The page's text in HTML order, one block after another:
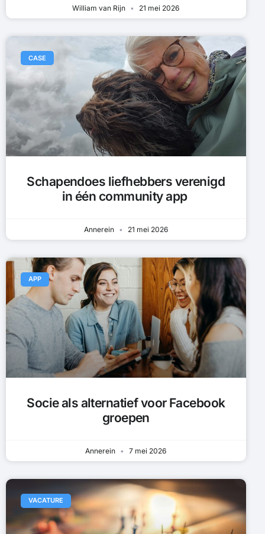
William van Rijn 21 mei 2026
CASE
Schapendoes liefhebbers verenigd
in één community app
Annerein 21 mei 2026
APP
Socie als alternatief voor Facebook
groepen
Annerein 7 mei 2026
VACATURE